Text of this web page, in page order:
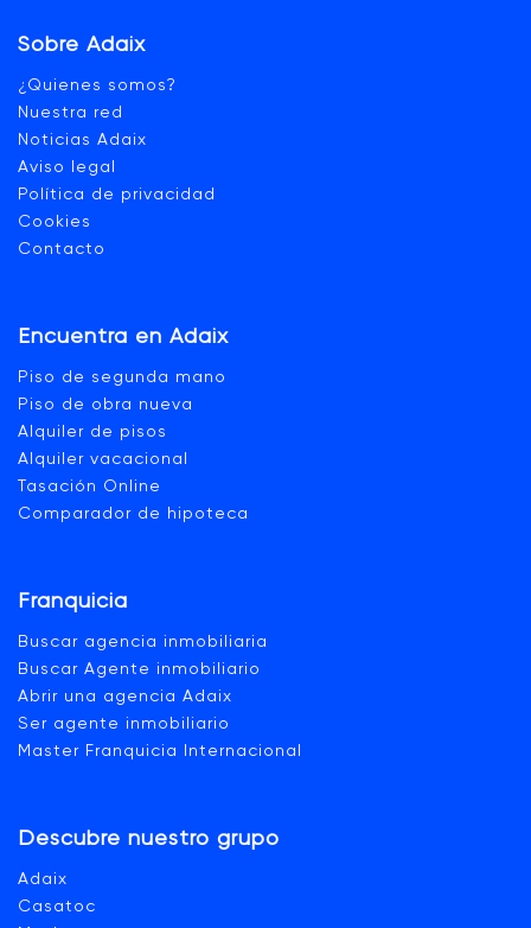
Sobre Adaix
¿Quienes somos?
Nuestra red
Noticias Adaix
Aviso legal
Política de privacidad
Cookies
Contacto
Encuentra en Adaix
Piso de segunda mano
Piso de obra nueva
Alquiler de pisos
Alquiler vacacional
Tasación Online
Comparador de hipoteca
Franquicia
Buscar agencia inmobiliaria
Buscar Agente inmobiliario
Abrir una agencia Adaix
Ser agente inmobiliario
Master Franquicia Internacional
Descubre nuestro grupo
Adaix
Casatoc